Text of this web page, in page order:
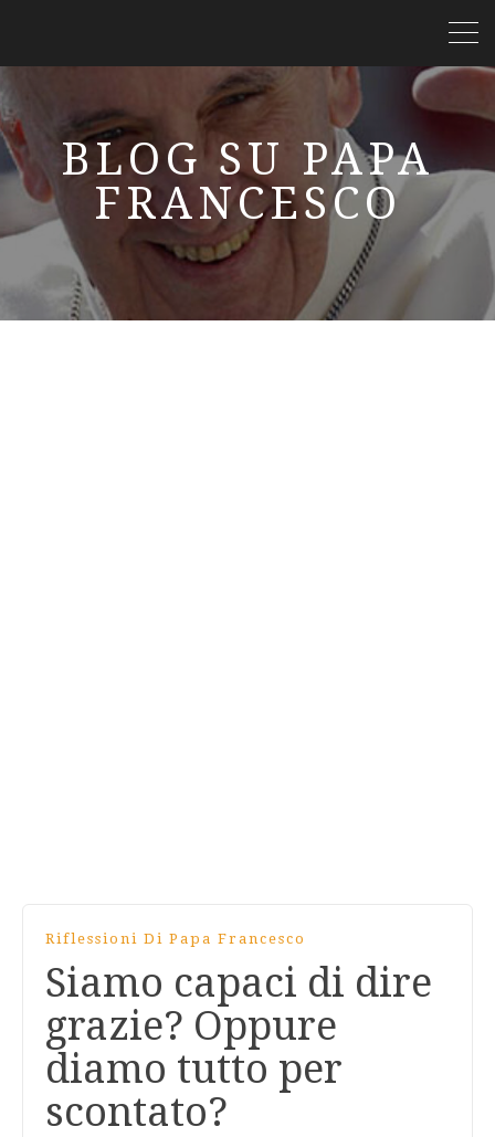
BLOG SU PAPA
FRANCESCO
Riflessioni Di Papa Francesco
Siamo capaci di dire
grazie? Oppure
diamo tutto per
scontato?